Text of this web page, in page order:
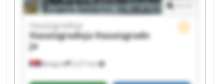
Beograd 2,277 km
Hazaizgradnja
HazaizgradnjaHazaizgradn
ja